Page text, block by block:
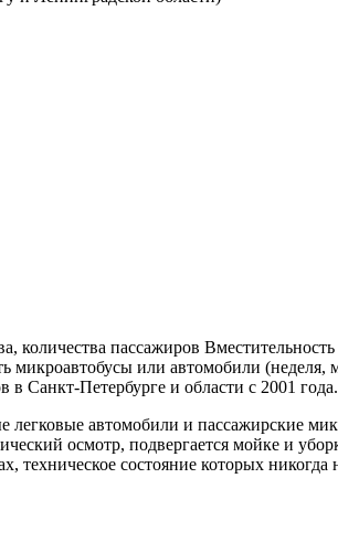
количества пассажиров
или автомобили (неделя,
в Санкт-Петербурге и области с 2001 года.
автомобили и пассажирские
осмотр, подвергается мойке и
состояние которых